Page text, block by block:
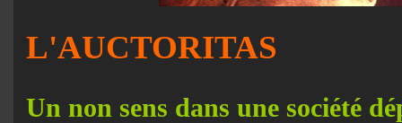
L'AUCTORITAS
Un non sens dans une société